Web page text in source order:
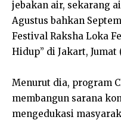
jebakan air, sekarang
Agustus bahkan
Festival Raksha Loka
Hidup” di Jakart, Jumat
Menurut dia, program
membangun sarana
mengedukasi